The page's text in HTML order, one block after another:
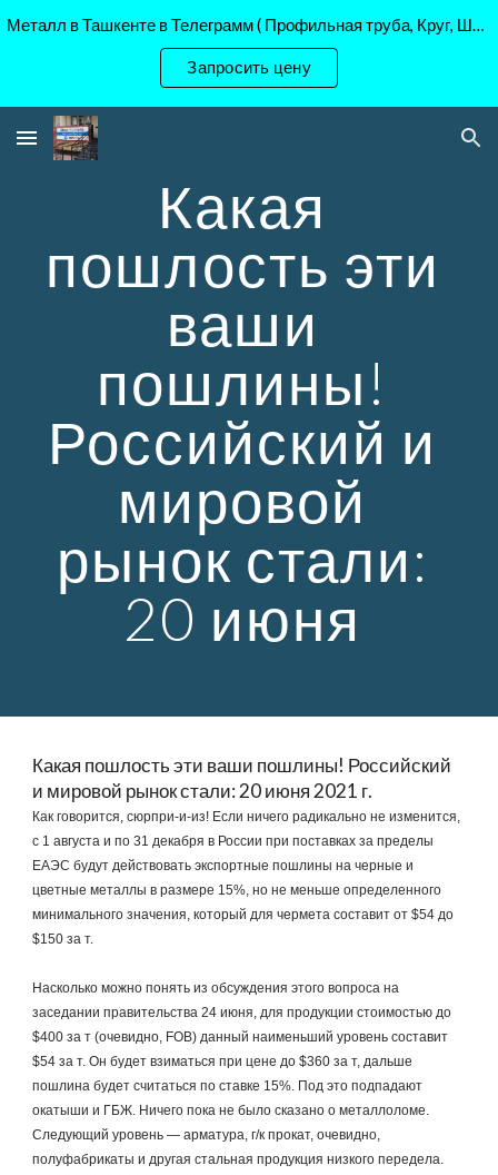
Skip to navigation
Металл в Ташкенте в Телеграмм ( Профильная труба, Круг, Шестигранник Ст45, 40Х, )
Запросить цену
Какая
пошлость эти
ваши
пошлины!
Российский и
мировой
рынок стали:
20 июня
Какая пошлость эти ваши пошлины! Российский
и мировой рынок стали: 20 июня 2021 г.
Как говорится, сюрпри-и-из! Если ничего радикально не изменится,
с 1 августа и по 31 декабря в России при поставках за пределы
ЕАЭС будут действовать экспортные пошлины на черные и
цветные металлы в размере 15%, но не меньше определенного
минимального значения, который для чермета составит от $54 до
$150 за т.
Насколько можно понять из обсуждения этого вопроса на
заседании правительства 24 июня, для продукции стоимостью до
$400 за т (очевидно, FOB) данный наименьший уровень составит
$54 за т. Он будет взиматься при цене до $360 за т, дальше
пошлина будет считаться по ставке 15%. Под это подпадают
окатыши и ГБЖ. Ничего пока не было сказано о металлоломе.
Следующий уровень — арматура, г/к прокат, очевидно,
полуфабрикаты и другая стальная продукция низкого передела.